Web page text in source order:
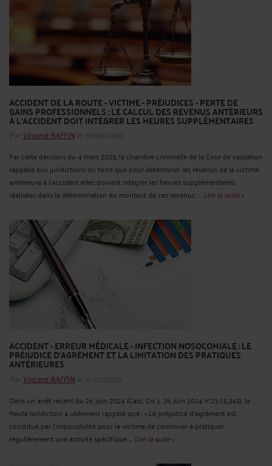
ACCIDENT DE LA ROUTE - VICTIME - PRÉJUDICES - PERTE DE
GAINS PROFESSIONNELS : LE CALCUL DES REVENUS ANTÉRIEURS
À L’ACCIDENT DOIT INTÉGRER LES HEURES SUPPLÉMENTAIRES
Par Vincent RAFFINle 16/03/2025
Par cette décision du 4 mars 2025, la chambre criminelle de la Cour de cassation
rappelle aux juridictions du fond que pour déterminer les revenus de la victime
antérieure à l'accident elles doivent intégrer les heures supplémentaires
réalisées dans la détermination du montant de ces revenus. ... Lire la suite >
ACCIDENT - ERREUR MÉDICALE - INFECTION NOSOCOMIALE : LE
PRÉJUDICE D'AGRÉMENT ET LA LIMITATION DES PRATIQUES
ANTÉRIEURES
Par Vincent RAFFINle 11/03/2025
Dans un arrêt récent du 26 juin 2024 (Cass. Civ 1. 26 juin 2024 n°23-15.345), la
Haute Juridiction a utilement rappelé que : « Le préjudice d'agrément est
constitué par l'impossibilité pour la victime de continuer à pratiquer
régulièrement une activité spécifique ... Lire la suite >